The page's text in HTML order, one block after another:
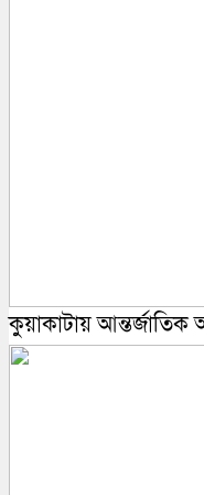
কুয়াকাটায় আন্তর্জাতিক